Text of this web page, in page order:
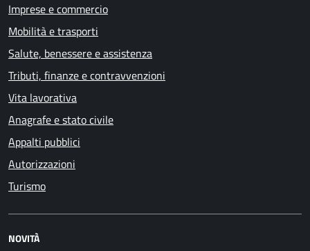
Imprese e commercio
Mobilità e trasporti
Salute, benessere e assistenza
Tributi, finanze e contravvenzioni
Vita lavorativa
Anagrafe e stato civile
Appalti pubblici
Autorizzazioni
Turismo
NOVITÀ